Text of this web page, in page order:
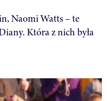
Naomi Watts – te
Która z nich była